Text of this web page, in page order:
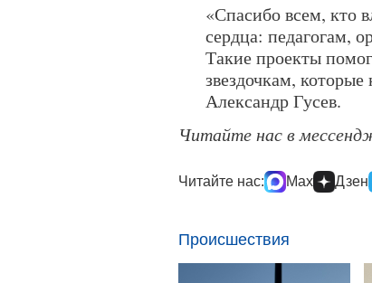
«Спасибо всем, кто
сердца: педагогам,
Такие проекты
звездочкам,
Александр Гусев.
Читайте нас в
Читайте нас: Max Дзен
Происшествия